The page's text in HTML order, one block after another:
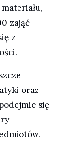
zająć
z
oraz
się